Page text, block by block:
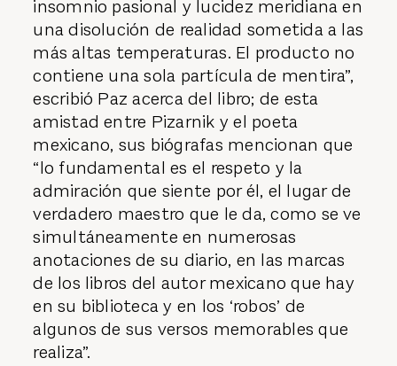
insomnio pasional y lucidez meridiana en
una disolución de realidad sometida a las
más altas temperaturas. El producto no
contiene una sola partícula de mentira”,
escribió Paz acerca del libro; de esta
amistad entre Pizarnik y el poeta
mexicano, sus biógrafas mencionan que
“lo fundamental es el respeto y la
admiración que siente por él, el lugar de
verdadero maestro que le da, como se ve
simultáneamente en numerosas
anotaciones de su diario, en las marcas
de los libros del autor mexicano que hay
en su biblioteca y en los ‘robos’ de
algunos de sus versos memorables que
realiza”.